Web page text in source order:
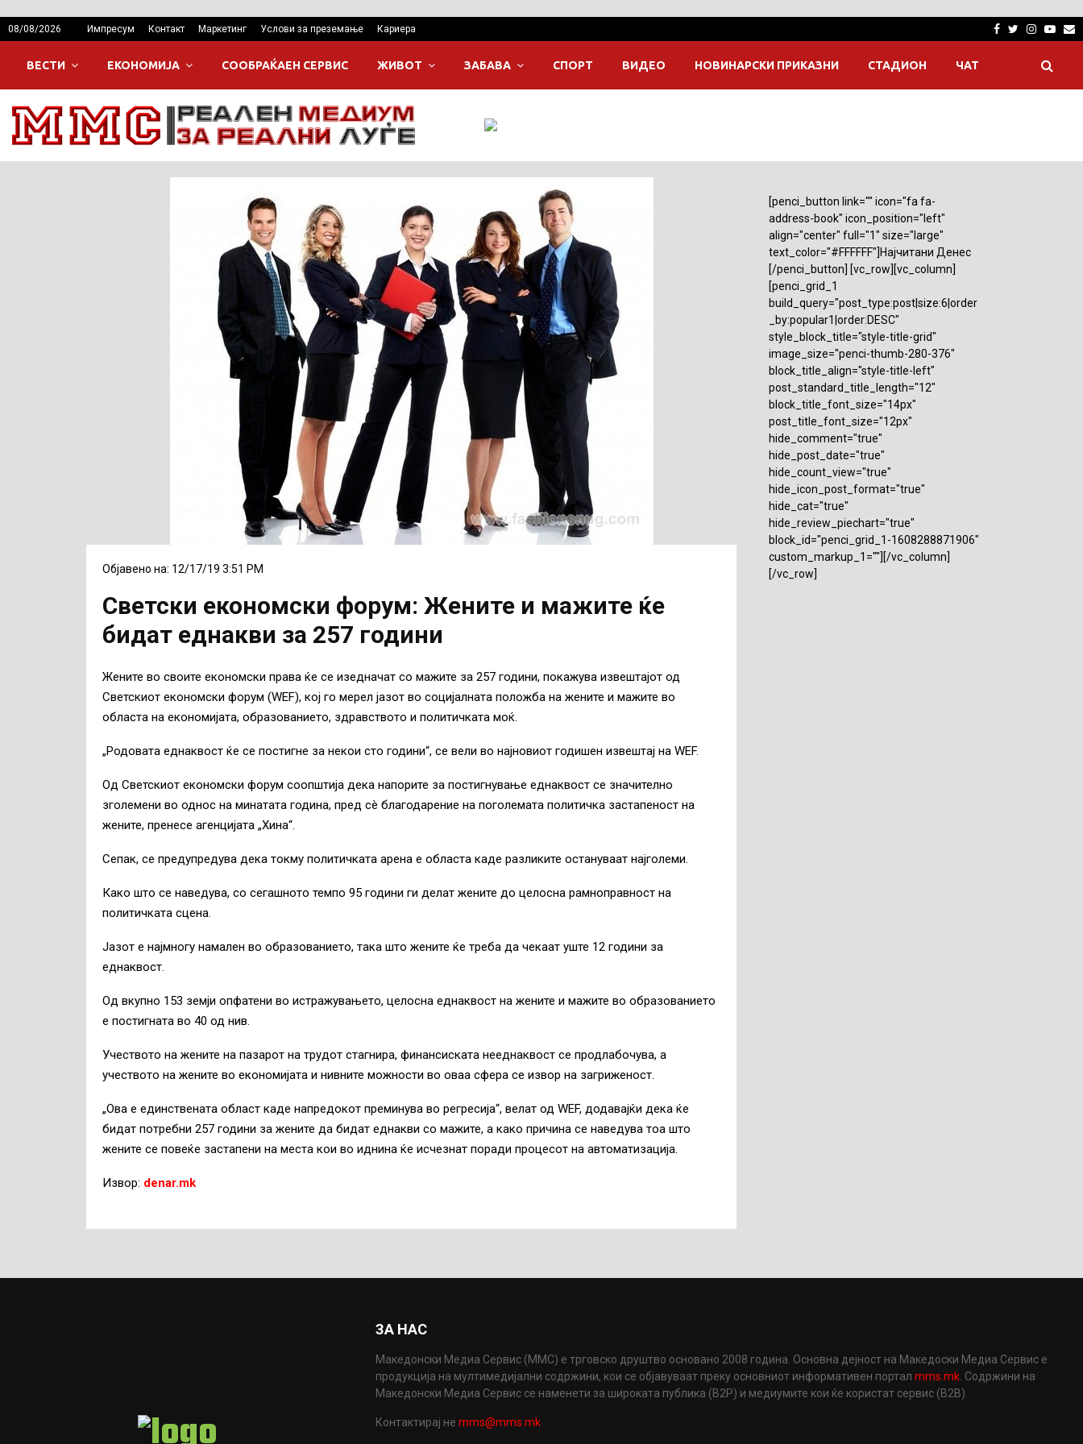
08/08/2026 Импресум Контакт Маркетинг Услови за преземање Кариера Facebook
Twitter
ВЕСТИ ЕКОНОМИЈА СООБРАЌАЕН СЕРВИС ЖИВОТ ЗАБАВА СПОРТ ВИДЕО НОВИНАРСКИ ПРИКАЗНИ СТАДИОН ЧАТ
Објавено на: 12/17/19 3:51 PM
Светски економски форум: Жените и мажите ќе
бидат еднакви за 257 години
Жените во своите економски права ќе се изедначат со мажите за 257 години, покажува извештајот од
Светскиот економски форум (WEF), кој го мерел јазот во социјалната положба на жените и мажите во
областа на економијата, образованието, здравството и политичката моќ.
„Родовата еднаквост ќе се постигне за некои сто години“, се вели во најновиот годишен извештај на WEF.
Од Светскиот економски форум соопштија дека напорите за постигнување еднаквост се значително
зголемени во однос на минатата година, пред сè благодарение на поголемата политичка застапеност на
жените, пренесе агенцијата „Хина“.
Сепак, се предупредува дека токму политичката арена е областа каде разликите остануваат најголеми.
Како што се наведува, со сегашното темпо 95 години ги делат жените до целосна рамноправност на
политичката сцена.
Јазот е најмногу намален во образованието, така што жените ќе треба да чекаат уште 12 години за
еднаквост.
Од вкупно 153 земји опфатени во истражувањето, целосна еднаквост на жените и мажите во образованието
е постигната во 40 од нив.
Учеството на жените на пазарот на трудот стагнира, финансиската нееднаквост се продлабочува, а
учеството на жените во економијата и нивните можности во оваа сфера се извор на загриженост.
„Ова е единствената област каде напредокот преминува во регресија“, велат од WEF, додавајќи дека ќе
бидат потребни 257 години за жените да бидат еднакви со мажите, а како причина се наведува тоа што
жените се повеќе застапени на места кои во иднина ќе исчезнат поради процесот на автоматизација.
Извор: denar.mk
[penci_button link="" icon="fa fa-
address-book" icon_position="left"
align="center" full="1" size="large"
text_color="#FFFFFF"]Најчитани Денес
[/penci_button] [vc_row][vc_column]
[penci_grid_1
build_query="post_type:post|size:6|order
_by:popular1|order:DESC"
style_block_title="style-title-grid"
image_size="penci-thumb-280-376"
block_title_align="style-title-left"
post_standard_title_length="12"
block_title_font_size="14px"
post_title_font_size="12px"
hide_comment="true"
hide_post_date="true"
hide_count_view="true"
hide_icon_post_format="true"
hide_cat="true"
hide_review_piechart="true"
block_id="penci_grid_1-1608288871906"
custom_markup_1=""][/vc_column]
[/vc_row]
ЗА НАС
Македонски Медиа Сервис (ММС) е трговско друштво основано 2008 година. Основна дејност на Македоски Медиа Сервис е
продукција на мултимедијални содржини, кои се објавуваат преку основниот информативен порталmms.mk. Содржини на
Македонски Медиа Сервис се наменети за широката публика (B2P) и медиумите кои ќе користат сервис (B2B).
Контактирај неmms@mms.mk